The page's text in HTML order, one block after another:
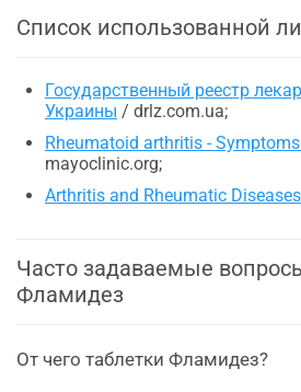
Список использованной
Государственный реестр
Украины / drlz.com.ua;
Rheumatoid arthritis -
mayoclinic.org;
Arthritis and Rheumatic Diseases
Часто задаваемые
Фламидез
От чего таблетки Фламидез?